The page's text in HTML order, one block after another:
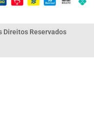
Direitos Reservados